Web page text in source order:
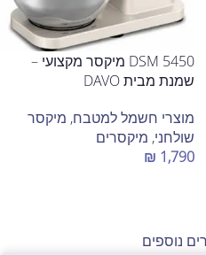
DSM 5450 מיקסר מקצועי –
שמנת מבית DAVO
מוצרי חשמל למטבח, מיקסר
שולחני, מיקסרים
₪ 1,790
נוספים